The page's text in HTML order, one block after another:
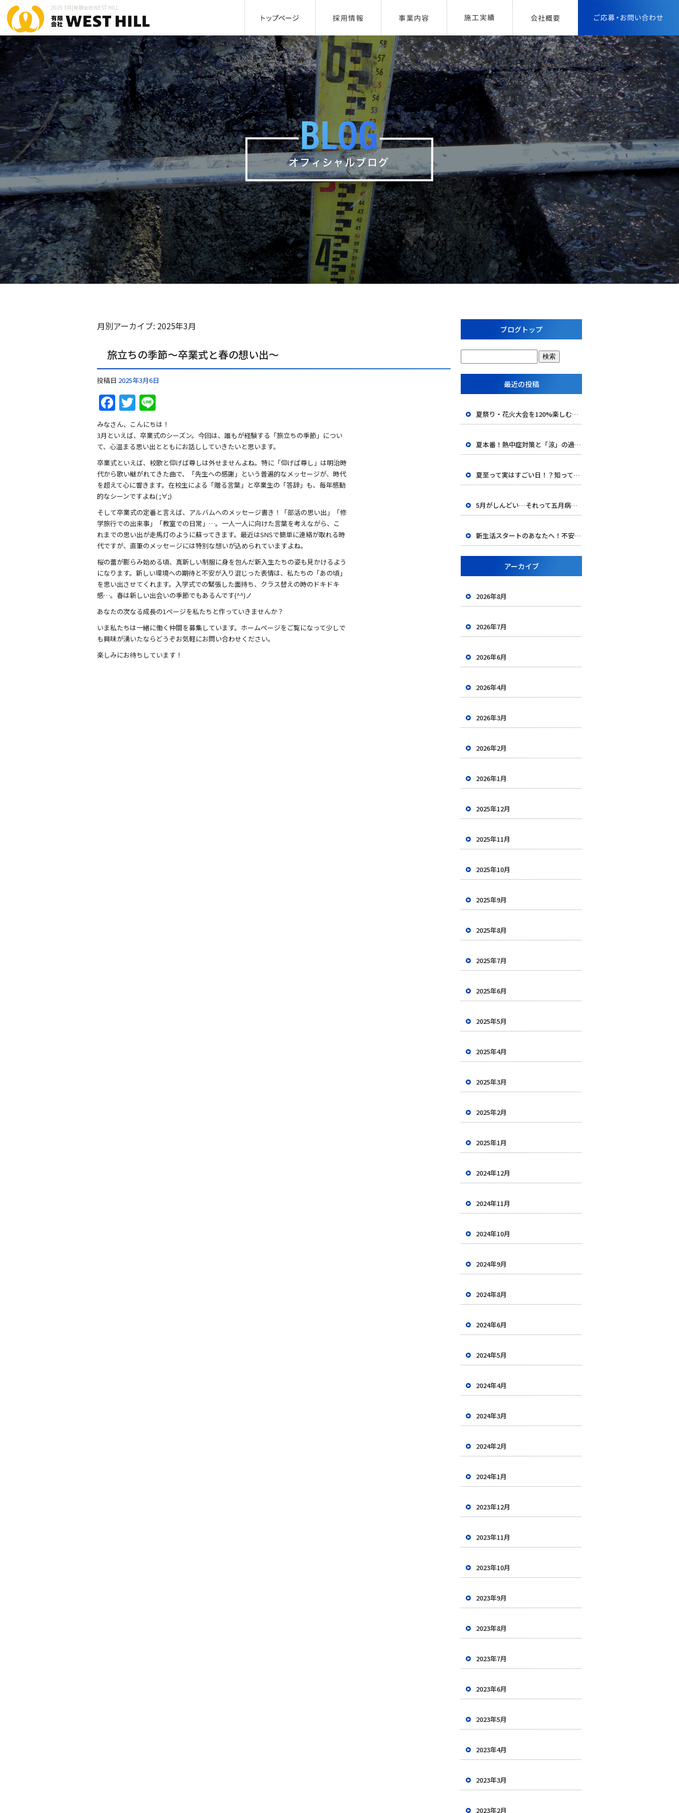
2025 3月|有限会社WEST HILL
月別アーカイブ: 2025年3月
旅立ちの季節〜卒業式と春の想い出〜
投稿日 2025年3月6日
F
a
c
e
b
o
o
k
T
w
itt
er
n
e
みなさん、こんにちは！
3月といえば、卒業式のシーズン。今回は、誰もが経験する「旅立ちの季節」につい
て、心温まる思い出とともにお話ししていきたいと思います。
卒業式といえば、校歌と仰げば尊しは外せませんよね。特に「仰げば尊し」は明治時
代から歌い継がれてきた曲で、「先生への感謝」という普遍的なメッセージが、時代
を超えて心に響きます。在校生による「贈る言葉」と卒業生の「答辞」も、毎年感動
的なシーンですよね( ;∀;)
そして卒業式の定番と言えば、アルバムへのメッセージ書き！「部活の思い出」「修
学旅行での出来事」「教室での日常」…。一人一人に向けた言葉を考えながら、こ
れまでの思い出が走馬灯のように蘇ってきます。最近はSNSで簡単に連絡が取れる時
代ですが、直筆のメッセージには特別な想いが込められていますよね。
桜の蕾が膨らみ始める頃、真新しい制服に身を包んだ新入生たちの姿も見かけるよう
になります。新しい環境への期待と不安が入り混じった表情は、私たちの「あの頃」
を思い出させてくれます。入学式での緊張した面持ち、クラス替えの時のドキドキ
感…。春は新しい出会いの季節でもあるんです(^^)ノ
あなたの次なる成長の1ページを私たちと作っていきませんか？
いま私たちは一緒に働く仲間を募集しています。ホームページをご覧になって少しで
も興味が湧いたならどうぞお気軽にお問い合わせください。
楽しみにお待ちしています！
ブログトップ
最近の投稿
夏祭り・花火大会を120%楽しむための豆知識＆浴衣術！
夏本番！熱中症対策と「涼」の過ごし方で夏を乗り切ろう
夏至って実はすごい日！？知って得する豆知識と長い一日の楽しみ方
5月がしんどい…それって五月病かも？
新生活スタートのあなたへ！不安を自信に変える、新しい環境での過ごし方
アーカイブ
2026年8月
2026年7月
2026年6月
2026年4月
2026年3月
2026年2月
2026年1月
2025年12月
2025年11月
2025年10月
2025年9月
2025年8月
2025年7月
2025年6月
2025年5月
2025年4月
2025年3月
2025年2月
2025年1月
2024年12月
2024年11月
2024年10月
2024年9月
2024年8月
2024年6月
2024年5月
2024年4月
2024年3月
2024年2月
2024年1月
2023年12月
2023年11月
2023年10月
2023年9月
2023年8月
2023年7月
2023年6月
2023年5月
2023年4月
2023年3月
2023年2月